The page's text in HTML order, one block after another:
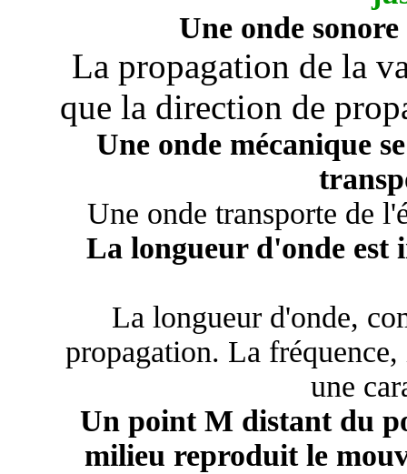
Une onde
La propagation de la
que la direction de
Une onde mécanique
Une onde transporte de
La longueur d'onde est
La longueur d'onde,
propagation. La
une
Un point M distant du
milieu reproduit le